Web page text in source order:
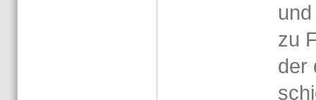
zu
der